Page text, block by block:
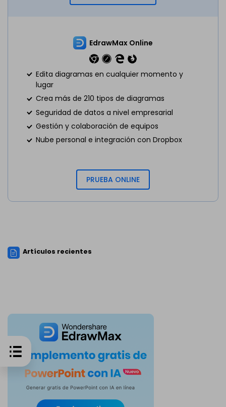
EdrawMax Online
Edita diagramas en cualquier momento y
lugar
Crea más de 210 tipos de diagramas
Seguridad de datos a nivel empresarial
Gestión y colaboración de equipos
Nube personal e integración con Dropbox
PRUEBA ONLINE
Artículos recientes